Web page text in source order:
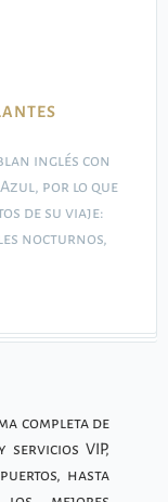
inglés con
por lo que
de su viaje:
nocturnos,
completa de
VIP,
hasta